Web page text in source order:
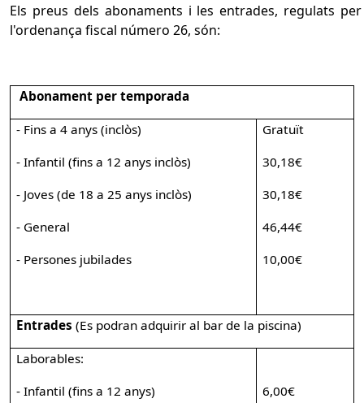
Els preus dels abonaments i les entrades, regulats per
l'ordenança fiscal número 26, són:
Abonament per temporada
- Fins a 4 anys (inclòs)
- Infantil (fins a 12 anys inclòs)
- Joves (de 18 a 25 anys inclòs)
- General
- Persones jubilades
Gratuït
30,18€
30,18€
46,44€
10,00€
Entrades (Es podran adquirir al bar de la piscina)
Laborables:
- Infantil (fins a 12 anys)
6,00€